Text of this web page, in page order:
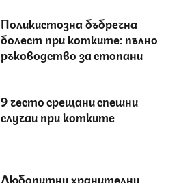
Поликистозна бъбречна
болест при котките: пълно
ръководство за стопани
9 често срещани спешни
случаи при котките
Любопитни хранителни